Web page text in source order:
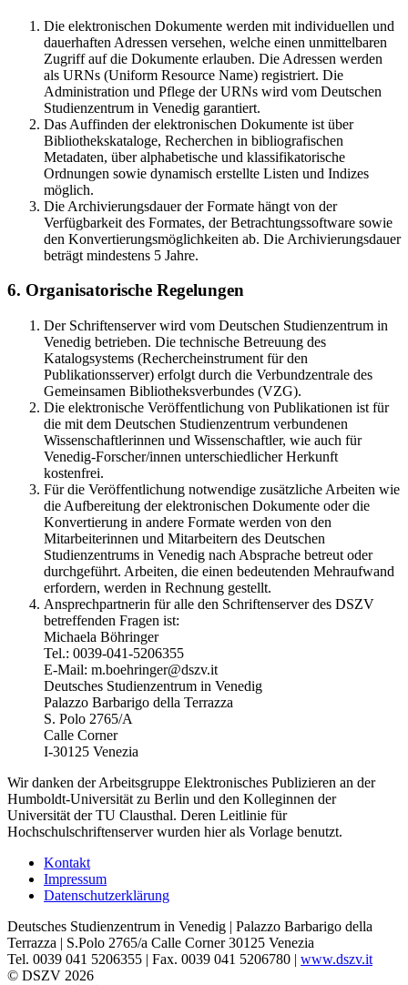
Die elektronischen Dokumente werden mit individuellen und
dauerhaften Adressen versehen, welche einen unmittelbaren
Zugriff auf die Dokumente erlauben. Die Adressen werden
als URNs (Uniform Resource Name) registriert. Die
Administration und Pflege der URNs wird vom Deutschen
Studienzentrum in Venedig garantiert.
Das Auffinden der elektronischen Dokumente ist über
Bibliothekskataloge, Recherchen in bibliografischen
Metadaten, über alphabetische und klassifikatorische
Ordnungen sowie dynamisch erstellte Listen und Indizes
möglich.
Die Archivierungsdauer der Formate hängt von der
Verfügbarkeit des Formates, der Betrachtungssoftware sowie
den Konvertierungsmöglichkeiten ab. Die Archivierungsdauer
beträgt mindestens 5 Jahre.
6. Organisatorische Regelungen
Der Schriftenserver wird vom Deutschen Studienzentrum in
Venedig betrieben. Die technische Betreuung des
Katalogsystems (Rechercheinstrument für den
Publikationsserver) erfolgt durch die Verbundzentrale des
Gemeinsamen Bibliotheksverbundes (VZG).
Die elektronische Veröffentlichung von Publikationen ist für
die mit dem Deutschen Studienzentrum verbundenen
Wissenschaftlerinnen und Wissenschaftler, wie auch für
Venedig-Forscher/innen unterschiedlicher Herkunft
kostenfrei.
Für die Veröffentlichung notwendige zusätzliche Arbeiten wie
die Aufbereitung der elektronischen Dokumente oder die
Konvertierung in andere Formate werden von den
Mitarbeiterinnen und Mitarbeitern des Deutschen
Studienzentrums in Venedig nach Absprache betreut oder
durchgeführt. Arbeiten, die einen bedeutenden Mehraufwand
erfordern, werden in Rechnung gestellt.
Ansprechpartnerin für alle den Schriftenserver des DSZV
betreffenden Fragen ist:
Michaela Böhringer
Tel.: 0039-041-5206355
E-Mail: m.boehringer@dszv.it
Deutsches Studienzentrum in Venedig
Palazzo Barbarigo della Terrazza
S. Polo 2765/A
Calle Corner
I-30125 Venezia
Wir danken der Arbeitsgruppe Elektronisches Publizieren an der
Humboldt-Universität zu Berlin und den Kolleginnen der
Universität der TU Clausthal. Deren Leitlinie für
Hochschulschriftenserver wurden hier als Vorlage benutzt.
Kontakt
Impressum
Datenschutzerklärung
Deutsches Studienzentrum in Venedig | Palazzo Barbarigo della
Terrazza | S.Polo 2765/a Calle Corner 30125 Venezia
Tel. 0039 041 5206355 | Fax. 0039 041 5206780 | www.dszv.it
© DSZV 2026